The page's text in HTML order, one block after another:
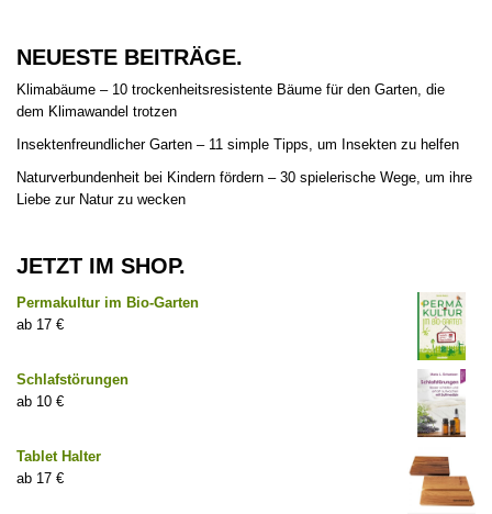
NEUESTE BEITRÄGE.
Klimabäume – 10 trockenheitsresistente Bäume für den Garten, die
dem Klimawandel trotzen
Insektenfreundlicher Garten – 11 simple Tipps, um Insekten zu helfen
Naturverbundenheit bei Kindern fördern – 30 spielerische Wege, um ihre
Liebe zur Natur zu wecken
JETZT IM SHOP.
Permakultur im Bio-Garten
17 €
Schlafstörungen
10 €
Tablet Halter
17 €